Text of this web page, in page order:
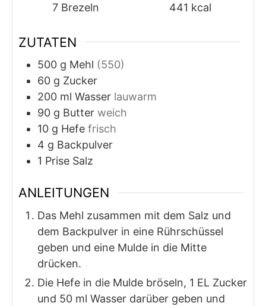
7 Brezeln
441 kcal
ZUTATEN
500 g Mehl (550)
60 g Zucker
200 ml Wasser lauwarm
90 g Butter weich
10 g Hefe frisch
4 g Backpulver
1 Prise Salz
ANLEITUNGEN
Das Mehl zusammen mit dem Salz und
dem Backpulver in eine Rührschüssel
geben und eine Mulde in die Mitte
drücken.
Die Hefe in die Mulde bröseln, 1 EL Zucker
und 50 ml Wasser darüber geben und